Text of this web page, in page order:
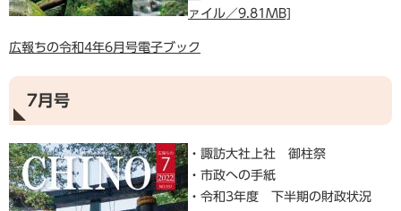
ァイル／9.81MB]
広報ちの令和4年6月号電子ブック
7月号
・諏訪大社上社 御柱祭
・市政への手紙
・令和3年度 下半期の財政状況